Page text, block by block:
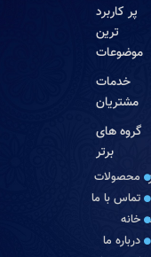
پر کاربرد
ترین
موضوعات
خدمات
مشتریان
گروه های
برتر
محصولات
تماس با ما
خانه
درباره ما